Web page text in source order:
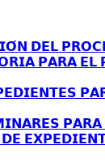
𝗗𝗘𝗟
𝗣𝗔𝗥𝗔